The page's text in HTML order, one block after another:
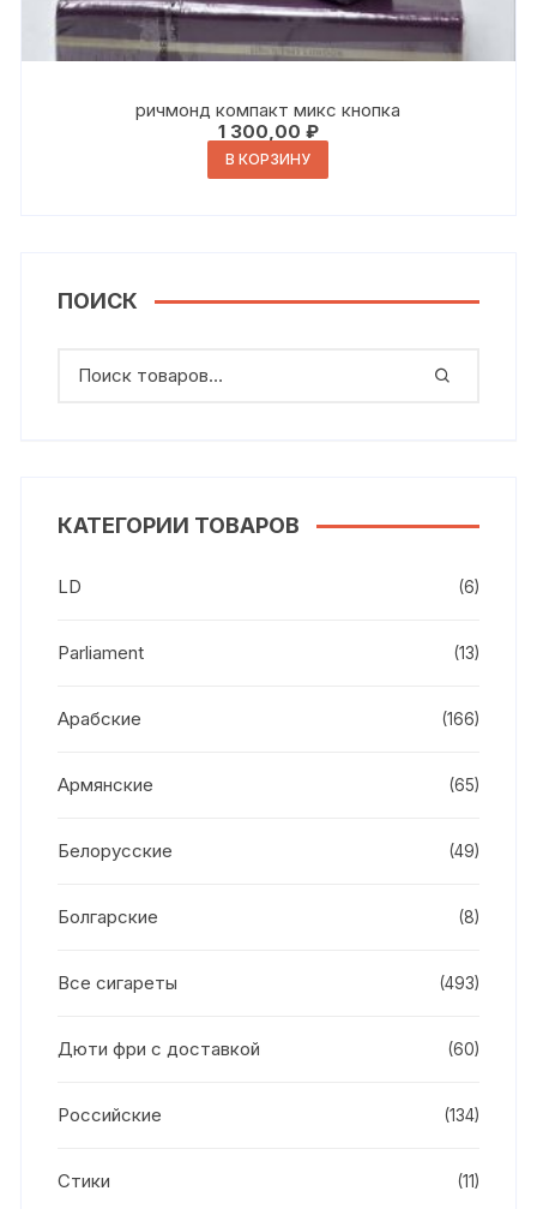
ричмонд компакт микс кнопка
1 300,00 ₽
В КОРЗИНУ
ПОИСК
КАТЕГОРИИ ТОВАРОВ
LD (6)
Parliament (13)
Арабские (166)
Армянские (65)
Белорусские (49)
Болгарские (8)
Все сигареты (493)
Дюти фри с доставкой (60)
Российские (134)
Стики (11)